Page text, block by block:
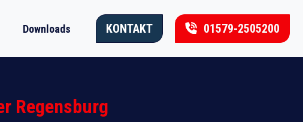
Downloads KONTAKT 01579-2505200
Regensburg